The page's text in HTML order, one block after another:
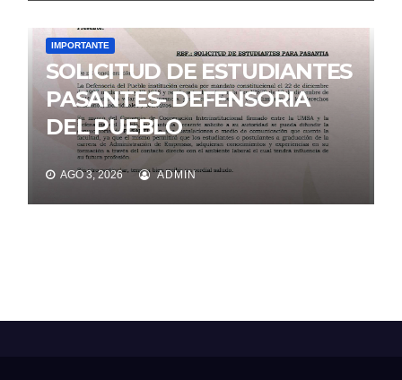
IMPORTANTE
SOLICITUD DE ESTUDIANTES
PASANTES- DEFENSORIA
DEL PUEBLO
AGO 3, 2026 ADMIN